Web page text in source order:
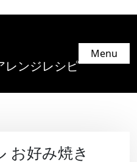
レンジレシピ
Menu
お好み焼き